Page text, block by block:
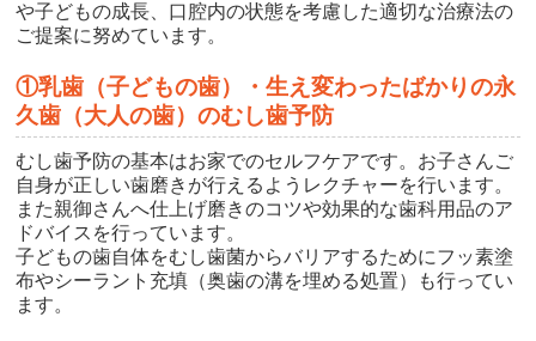
や子どもの成長、口腔内の状態を考慮した適切な治療法の
ご提案に努めています。
①乳歯（子どもの歯）・生え変わったばかりの永
久歯（大人の歯）のむし歯予防
むし歯予防の基本はお家でのセルフケアです。お子さんご
自身が正しい歯磨きが行えるようレクチャーを行います。
また親御さんへ仕上げ磨きのコツや効果的な歯科用品のア
ドバイスを行っています。
子どもの歯自体をむし歯菌からバリアするためにフッ素塗
布やシーラント充填（奥歯の溝を埋める処置）も行ってい
ます。